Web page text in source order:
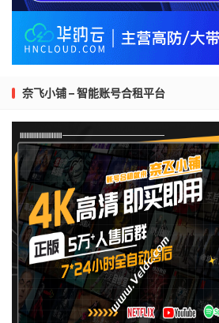
奈飞小铺 – 智能账号合租平台